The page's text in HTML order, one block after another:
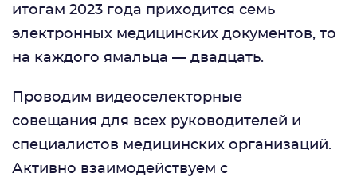
итогам 2023 года приходится семь
электронных медицинских документов, то
на каждого ямальца — двадцать.
Проводим видеоселекторные
совещания для всех руководителей и
специалистов медицинских организаций.
Активно взаимодействуем с